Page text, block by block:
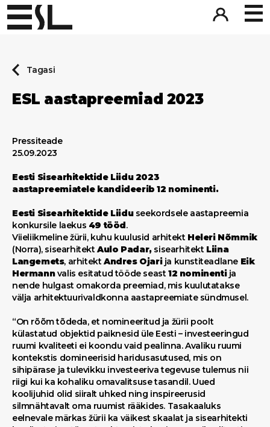
Tagasi
ESL aastapreemiad 2023
Pressiteade
25.09.2023
Eesti Sisearhitektide Liidu 2023
aastapreemiatele kandideerib 12 nominenti.
Eesti Sisearhitektide Liiduseekordsele aastapreemia
konkursile laekus 49 tööd.
Viieliikmeline žürii, kuhu kuulusid arhitekt Heleri Nõmmik
(Norra), sisearhitektAulo Padar,sisearhitekt Liina
Langemets, arhitektAndres Ojarija kunstiteadlane Eik
Hermannvalis esitatud tööde seast12 nominentija
nende hulgast omakorda preemiad, mis kuulutatakse
välja arhitektuurivaldkonna aastapreemiate sündmusel.
“On rõõm tõdeda, et nomineeritud ja žürii poolt
külastatud objektid paiknesid üle Eesti – investeeringud
ruumi kvaliteeti ei koondu vaid pealinna. Avaliku ruumi
kontekstis domineerisid haridusasutused, mis on
sihipärase ja tulevikku investeeriva tegevuse tulemus nii
riigi kui ka kohaliku omavalitsuse tasandil. Uued
koolijuhid olid siiralt uhked ning inspireerusid
silmnähtavalt oma ruumist rääkides. Tasakaaluks
eelnevale märkas žürii ka väikest skaalat ja sisearhitekti